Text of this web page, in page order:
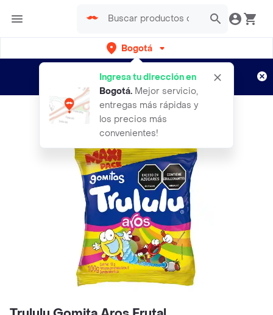
Bogotá
Ingresa tu dirección en
Bogotá. Mejor servicio,
entregas más rápidas y
los precios más
convenientes!
envíos gratis por semanas
Aplican TyC